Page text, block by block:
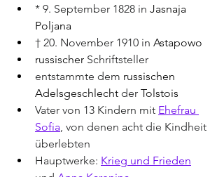
* 9. September 1828 in Jasnaja
Poljana
† 20. November 1910 in Astapowo
russischer Schriftsteller
entstammte dem russischen
Adelsgeschlecht der Tolstois
Vater von 13 Kindern mit Ehefrau
Sofia, von denen acht die Kindheit
überlebten
Hauptwerke: Krieg und Frieden